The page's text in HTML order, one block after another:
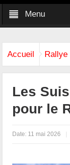
Menu
Accueil Rallye
Les
pour le
Date: 11 mai 2026 |